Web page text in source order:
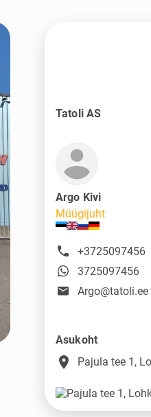
Tatoli AS
Argo Kivi
Müügijuht
+3725097456
3725097456
Argo@tatoli.ee
Asukoht
place Pajula tee 1,